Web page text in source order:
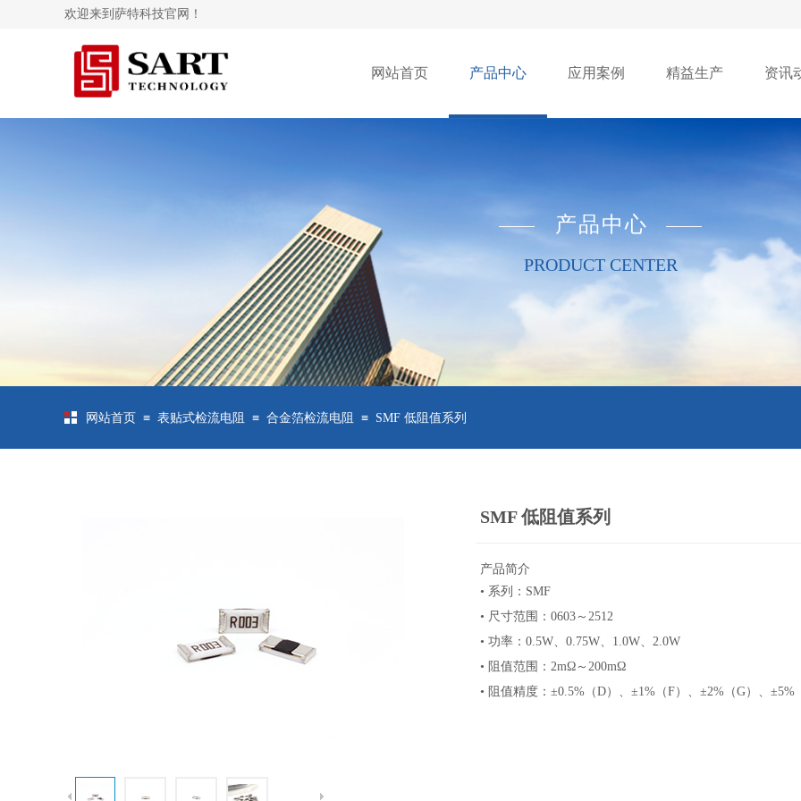
欢迎来到萨特科技官网！
网站首页 产品中心 应用案例 精益生产 资讯
PRODUCT CENTER
产品中心
网站首页 ≡ 表贴式检流电阻 ≡ 合金箔检流电阻 ≡ SMF 低阻值系列
SMF 低阻值系列
产品简介
• 系列：SMF
• 尺寸范围：0603～2512
• 功率：0.5W、0.75W、1.0W、2.0W
• 阻值范围：2mΩ～200mΩ
• 阻值精度：±0.5%（D）、±1%（F）、±2%（G）、±5%